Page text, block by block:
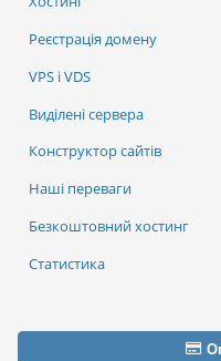
Реєстрація домену
VPS і VDS
Виділені сервера
Конструктор сайтів
Наші переваги
Безкоштовний хостинг
Статистика